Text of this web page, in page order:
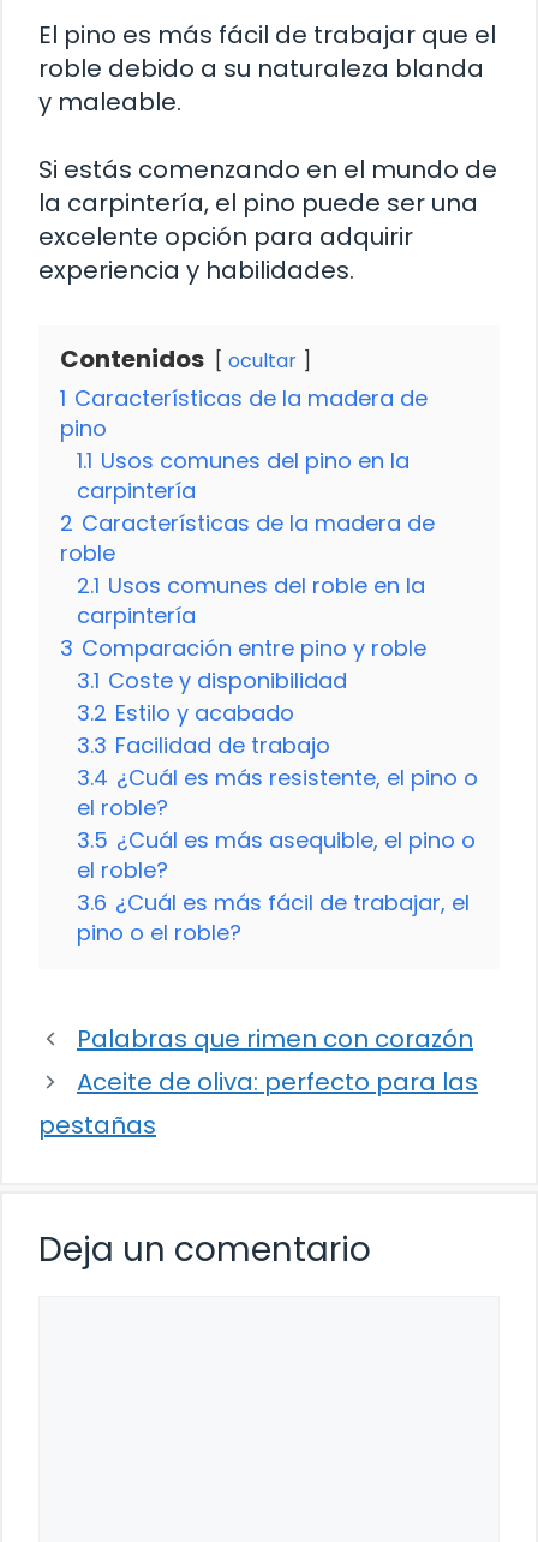
El pino es más fácil de trabajar que el
roble debido a su naturaleza blanda
y maleable.
Si estás comenzando en el mundo de
la carpintería, el pino puede ser una
excelente opción para adquirir
experiencia y habilidades.
Contenidos ocultar
1 Características de la madera de
pino
1.1 Usos comunes del pino en la
carpintería
2 Características de la madera de
roble
2.1 Usos comunes del roble en la
carpintería
3 Comparación entre pino y roble
3.1 Coste y disponibilidad
3.2 Estilo y acabado
3.3 Facilidad de trabajo
3.4 ¿Cuál es más resistente, el pino o
el roble?
3.5 ¿Cuál es más asequible, el pino o
el roble?
3.6 ¿Cuál es más fácil de trabajar, el
pino o el roble?
Palabras que rimen con corazón
Aceite de oliva: perfecto para las
pestañas
Deja un comentario